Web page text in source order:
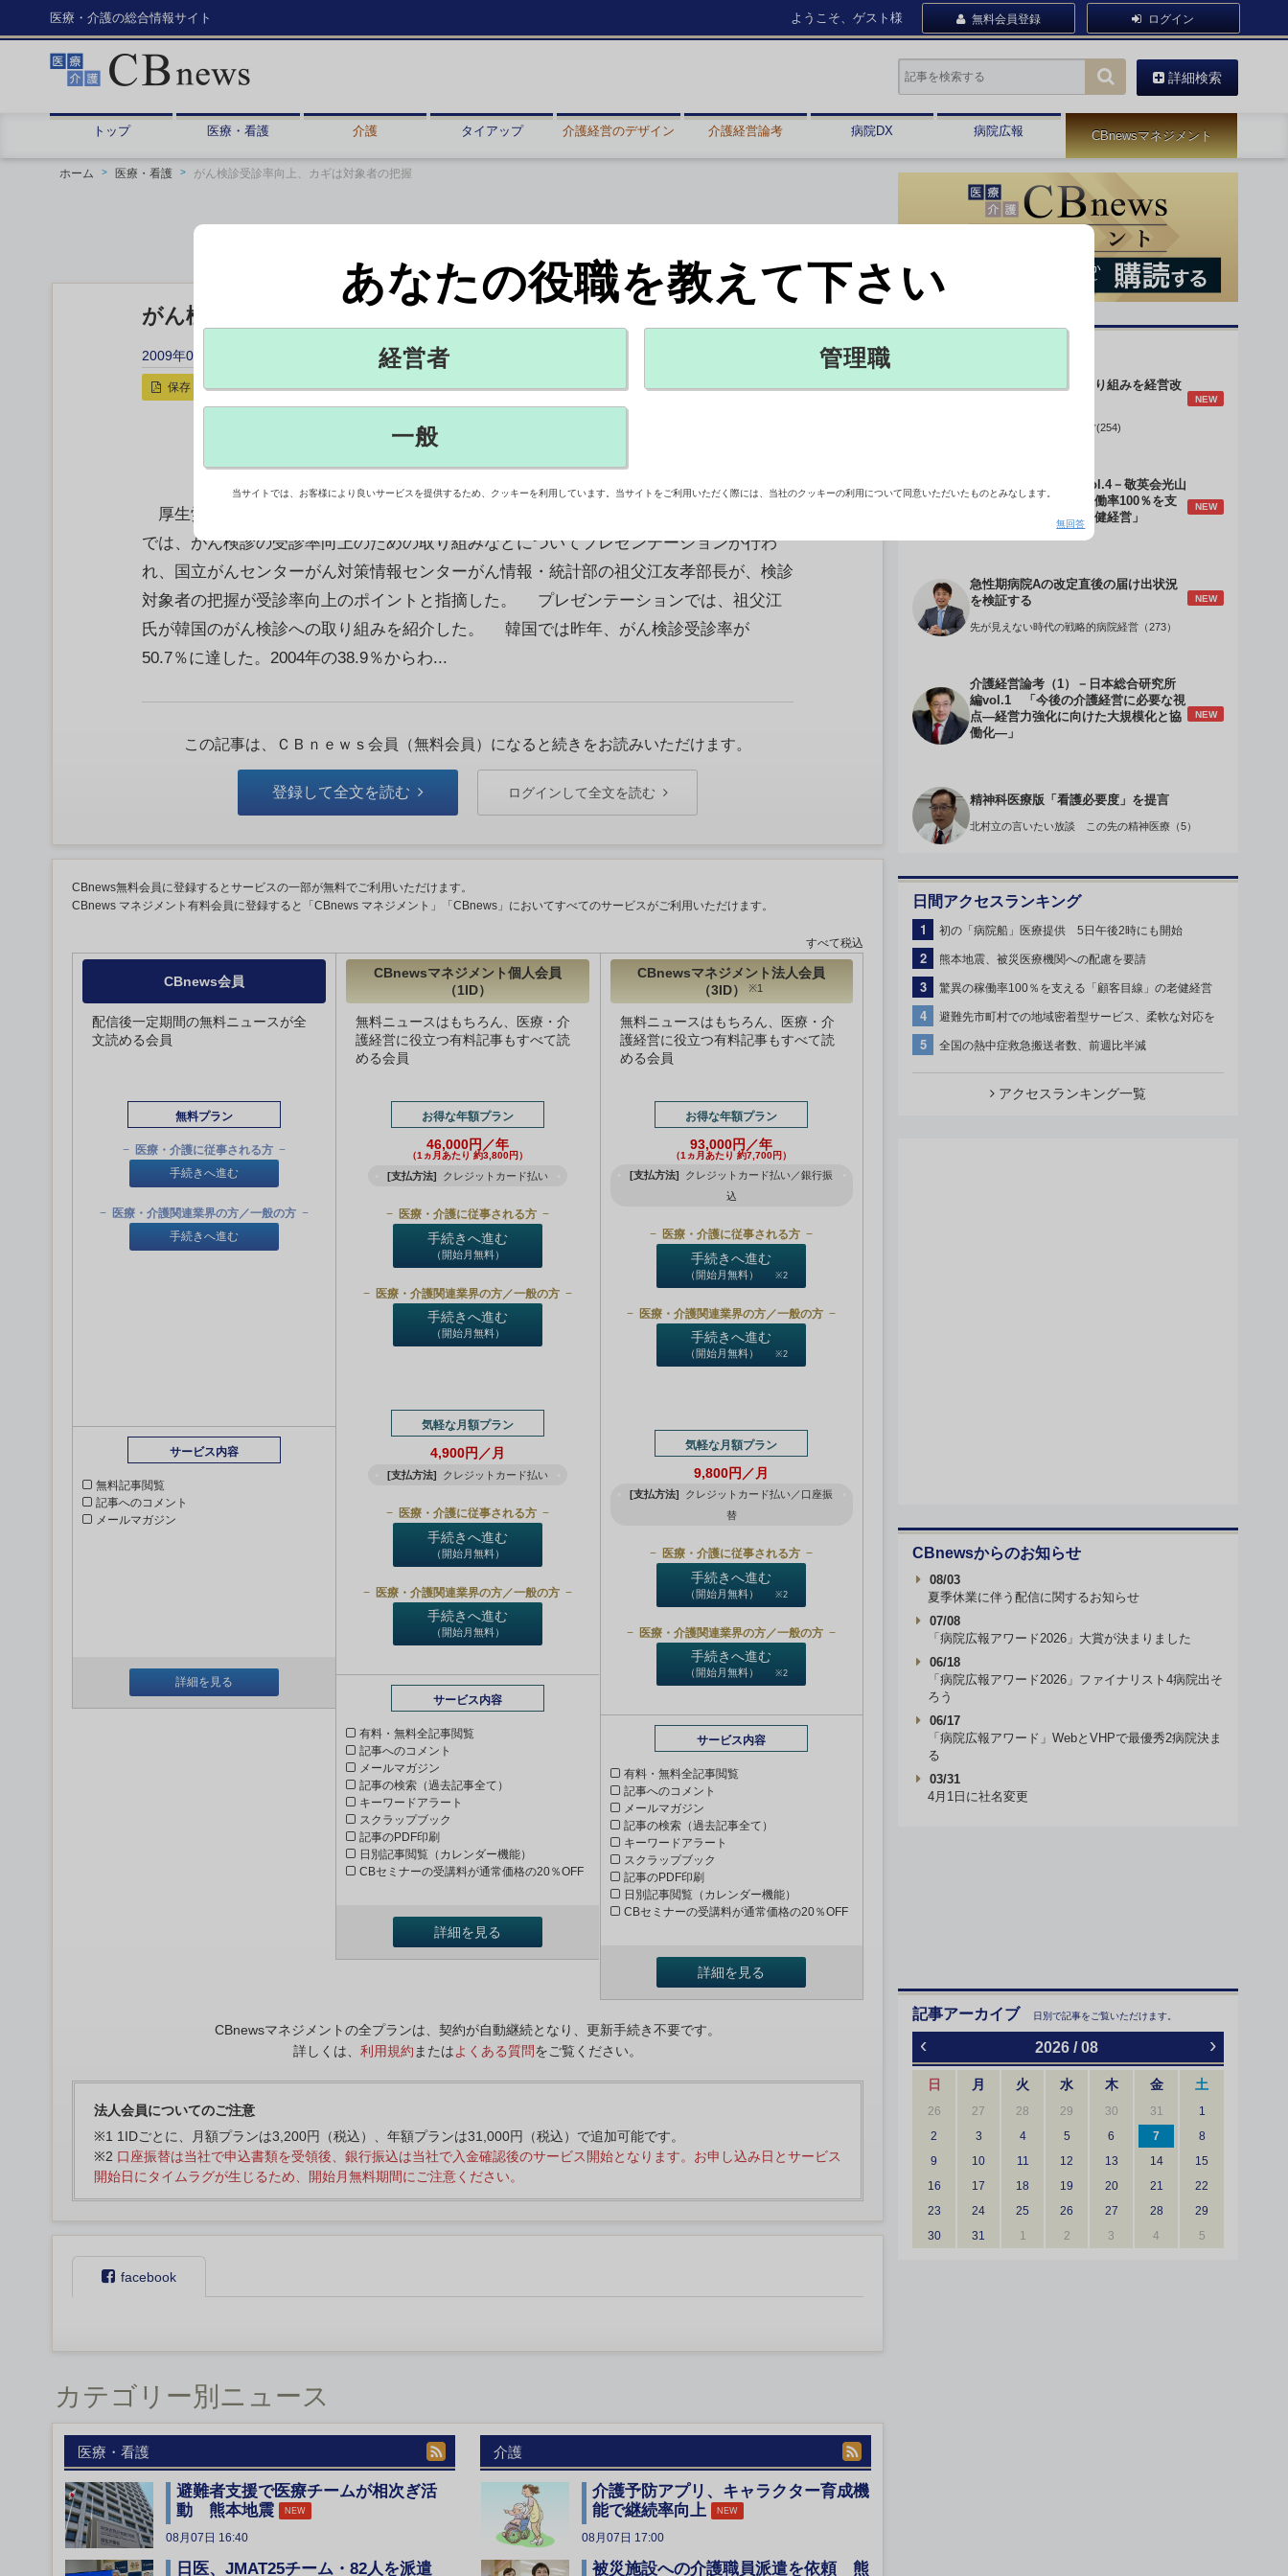
医療・介護の総合情報サイト ようこそ、ゲスト様 無料会員登録 ログイン
詳細検索
トップ 医療・看護 介護 タイアップ 介護経営のデザイン 介護経営論考 病院DX 病院広報 CBnewsマネジメント
ホーム 医療・看護 がん検診受診率向上、カギは対象者の把握
がん検診受診率向上、カギは対象者の把握
2009年03月17日 21:50
保存 印刷用
厚生労働省は3月17日、「がんに関する普及啓発懇談会」の第3回会合を開いた。会合
では、がん検診の受診率向上のための取り組みなどについてプレゼンテーションが行わ
れ、国立がんセンターがん対策情報センターがん情報・統計部の祖父江友孝部長が、検診
対象者の把握が受診率向上のポイントと指摘した。 プレゼンテーションでは、祖父江
氏が韓国のがん検診への取り組みを紹介した。 韓国では昨年、がん検診受診率が
50.7％に達した。2004年の38.9％からわ...
この記事は、ＣＢｎｅｗｓ会員（無料会員）になると続きをお読みいただけます。
登録して全文を読む ログインして全文を読む
CBnews無料会員に登録するとサービスの一部が無料でご利用いただけます。
CBnews マネジメント有料会員に登録すると「CBnews マネジメント」「CBnews」においてすべてのサービスがご利用いただけます。
すべて税込
CBnews会員
配信後一定期間の無料ニュースが全
文読める会員
無料プラン
医療・介護に従事される方
手続きへ進む
医療・介護関連業界の方／一般の方
手続きへ進む
サービス内容
無料記事閲覧
記事へのコメント
メールマガジン
詳細を見る
CBnewsマネジメント個人会員
（1ID）
無料ニュースはもちろん、医療・介
護経営に役立つ有料記事もすべて読
める会員
お得な年額プラン
46,000円／年
（1ヵ月あたり 約3,800円）
[支払方法] クレジットカード払い
医療・介護に従事される方
手続きへ進む
（開始月無料）
医療・介護関連業界の方／一般の方
手続きへ進む
（開始月無料）
気軽な月額プラン
4,900円／月
[支払方法] クレジットカード払い
医療・介護に従事される方
手続きへ進む
（開始月無料）
医療・介護関連業界の方／一般の方
手続きへ進む
（開始月無料）
サービス内容
有料・無料全記事閲覧
記事へのコメント
メールマガジン
記事の検索（過去記事全て）
キーワードアラート
スクラップブック
記事のPDF印刷
日別記事閲覧（カレンダー機能）
CBセミナーの受講料が通常価格の20％OFF
詳細を見る
CBnewsマネジメント法人会員
（3ID）
※1
無料ニュースはもちろん、医療・介
護経営に役立つ有料記事もすべて読
める会員
お得な年額プラン
93,000円／年
（1ヵ月あたり 約7,700円）
[支払方法]
クレジットカード払い／銀行振
込
医療・介護に従事される方
手続きへ進む
（開始月無料） ※2
医療・介護関連業界の方／一般の方
手続きへ進む
（開始月無料） ※2
気軽な月額プラン
9,800円／月
[支払方法]
クレジットカード払い／口座振
替
医療・介護に従事される方
手続きへ進む
（開始月無料） ※2
医療・介護関連業界の方／一般の方
手続きへ進む
（開始月無料） ※2
サービス内容
有料・無料全記事閲覧
記事へのコメント
メールマガジン
記事の検索（過去記事全て）
キーワードアラート
スクラップブック
記事のPDF印刷
日別記事閲覧（カレンダー機能）
CBセミナーの受講料が通常価格の20％OFF
詳細を見る
CBnewsマネジメントの全プランは、契約が自動継続となり、更新手続き不要です。
詳しくは、 利用規約 またはよくある質問をご覧ください。
法人会員についてのご注意
※1 1IDごとに、月額プランは3,200円（税込）、年額プランは31,000円（税込）で追加可能です。
※2 口座振替は当社で申込書類を受領後、銀行振込は当社で入金確認後のサービス開始となります。お申し込み日とサービス
開始日にタイムラグが生じるため、開始月無料期間にご注意ください。
facebook
カテゴリー別ニュース
医療・看護
避難者支援で医療チームが相次ぎ活
動 熊本地震
NEW
08月07日 16:40
日医、JMAT25チーム・82人を派遣
介護
介護予防アプリ、キャラクター育成機
能で継続率向上
NEW
08月07日 17:00
被災施設への介護職員派遣を依頼 熊
身体的拘束最小化の取り組みを経営改
NEW
データで読み解く病院経営(254)
介護経営のデザインVol.4－敬英会光山
誠理事長 「驚異の稼働率100％を支
える『顧客目線』の老健経営」
NEW
急性期病院Aの改定直後の届け出状況
を検証する
NEW
先が見えない時代の戦略的病院経営（273）
介護経営論考（1）－日本総合研究所
編vol.1 「今後の介護経営に必要な視
点―経営力強化に向けた大規模化と協
働化―」
NEW
精神科医療版「看護必要度」を提言
北村立の言いたい放談 この先の精神医療（5）
日間アクセスランキング
1 初の「病院船」医療提供 5日午後2時にも開始
2 熊本地震、被災医療機関への配慮を要請
3 驚異の稼働率100％を支える「顧客目線」の老健経営
4 避難先市町村での地域密着型サービス、柔軟な対応を
5 全国の熱中症救急搬送者数、前週比半減
アクセスランキング一覧
CBnewsからのお知らせ
08/03
夏季休業に伴う配信に関するお知らせ
07/08
「病院広報アワード2026」大賞が決まりました
06/18
「病院広報アワード2026」ファイナリスト4病院出そ
ろう
06/17
「病院広報アワード」WebとVHPで最優秀2病院決ま
る
03/31
4月1日に社名変更
記事アーカイブ 日別で記事をご覧いただけます。
‹ 2026 / 08 ›
日 月 火 水 木 金 土
26 27 28 29 30 31
1
2
3 4 5 6 7
8
9
10 11 12 13 14
15
16
17 18 19 20 21
22
23
24 25 26 27 28
29
30
31 1 2 3 4 5
あなたの役職を教えて下さい
経営者 管理職
一般
当サイトでは、お客様により良いサービスを提供するため、クッキーを利用しています。当サイトをご利用いただく際には、当社のクッキーの利用について同意いただいたものとみなします。
無回答